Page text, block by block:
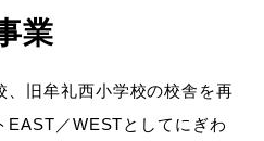
業
、旧牟礼西小学校の校舎を再
EAST／WESTとしてにぎわ